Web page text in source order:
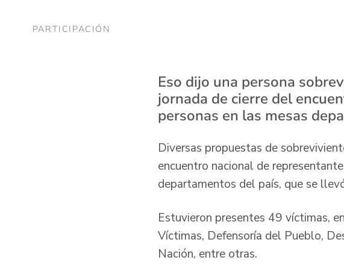
PARTICIPACIÓN
Eso dijo una persona
jornada de cierre del
personas en las mesas
Diversas propuestas de
encuentro nacional de
departamentos del país, que se
Estuvieron presentes 49 víctimas,
Víctimas, Defensoría del Pueblo,
Nación, entre otras.